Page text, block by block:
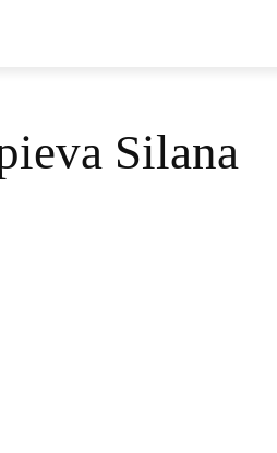
Silana